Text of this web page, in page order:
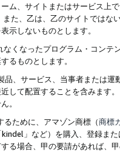
ム、サイトまたはサービス上
た、乙は、乙のサイトでは
示しないものとします。
くなったプログラム・コン
るものとします。
品、サービス、当事者または
して配置することを含みます
ん。
るために、アマゾン商標（商標
」など）を購入、登録ま
る場合、甲の要請があれば、